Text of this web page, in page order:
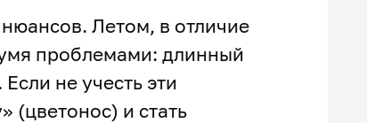
Летом, в отличие
проблемами: длинный
не учесть эти
(цветонос) и стать